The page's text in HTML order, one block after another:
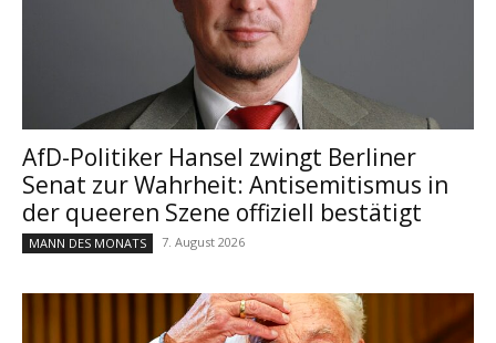
AfD-Politiker Hansel zwingt Berliner
Senat zur Wahrheit: Antisemitismus in
der queeren Szene offiziell bestätigt
MANN DES MONATS 7. August 2026